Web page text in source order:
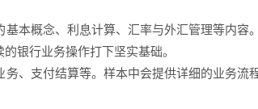
本概念、利息计算、汇率与外汇管理等内容。
银行业务操作打下坚实基础。
、支付结算等。样本中会提供详细的业务流